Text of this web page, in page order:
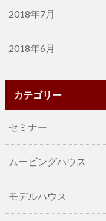
2018年7月
2018年6月
カテゴリー
セミナー
ムービングハウス
モデルハウス